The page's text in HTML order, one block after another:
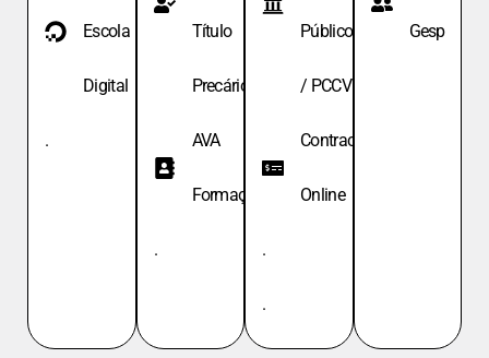
Escola
Digital
.
Título
Precário
AVA
Formação
.
Públicos
/ PCCV
Contracheque
Online
.
.
Gesp